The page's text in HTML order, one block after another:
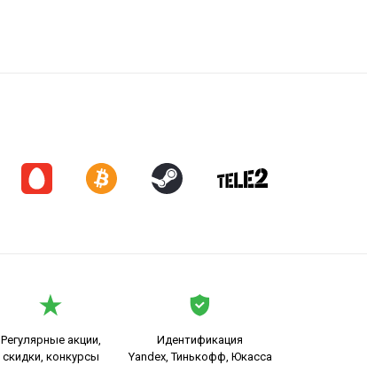
Регулярные акции,
скидки, конкурсы
Идентификация
Yandex, Тинькофф, Юкасса